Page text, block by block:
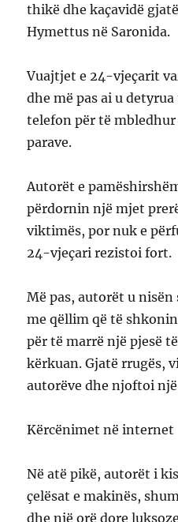
thikë dhe kaçavidë
Hymettus në Saronida.
Vuajtjet e 24-vjeçarit
dhe më pas ai u
telefon për të
parave.
Autorët e
përdornin një mjet
viktimës, por nuk e
24-vjeçari rezistoi fort.
Më pas, autorët u
me qëllim që të
për të marrë një pjesë
kërkuan. Gjatë rrugës,
autorëve dhe njoftoi
Kërcënimet në internet
Në atë pikë, autorët i
çelësat e makinës,
dhe një orë dore